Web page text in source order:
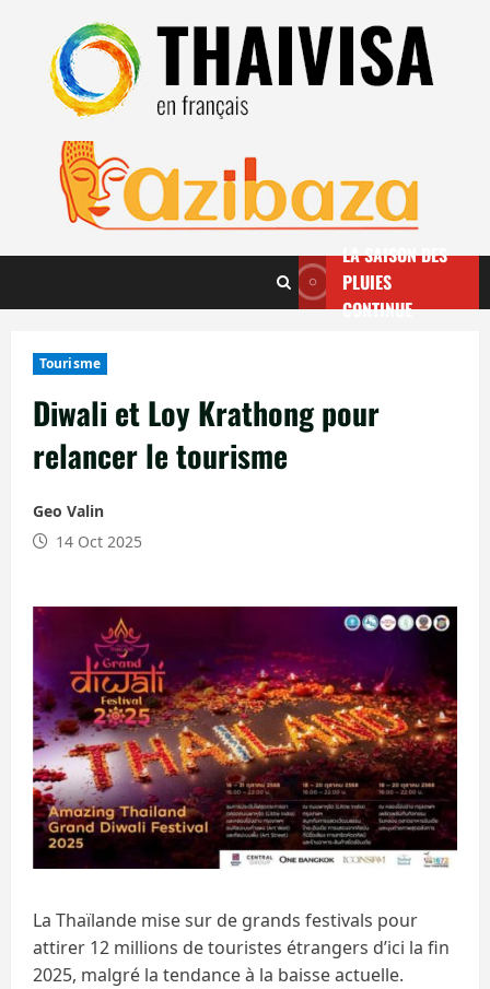
contenu
LA SAISON DES
PLUIES
CONTINUE
Tourisme
Diwali et Loy Krathong pour
relancer le tourisme
Geo Valin
14 Oct 2025
La Thaïlande mise sur de grands festivals pour
attirer 12 millions de touristes étrangers d’ici la fin
2025, malgré la tendance à la baisse actuelle.